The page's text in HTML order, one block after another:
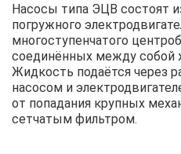
Насосы типа ЭЦВ состоят
погружного
многоступенчатого
соединённых между собой
Жидкость подаётся через
насосом и
от попадания крупных
сетчатым фильтром.